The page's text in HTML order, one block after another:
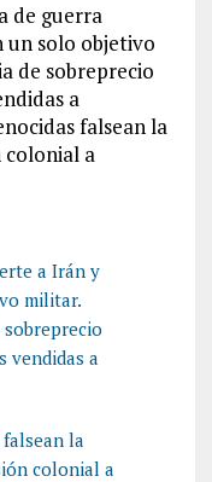
de guerra
un solo objetivo
de sobreprecio
a
falsean la
colonial a
a Irán y
militar.
vendidas a
la
colonial a